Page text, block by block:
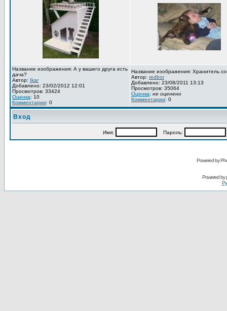
Название изображения: А у вашего друга есть
дача?
Автор: Ikar
Добавлено: 23/02/2012 12:01
Просмотров: 33424
Оценка: 10
Комментарии: 0
Название изображения: Хранитель
Автор: redbor
Добавлено: 23/08/2011 13:13
Просмотров: 35064
Оценка: не оценено
Комментарии: 0
Вход
Имя: Пароль:
Powered by
Powered by